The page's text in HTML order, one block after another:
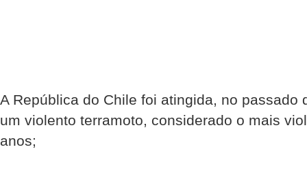
A República do Chile foi atingida, no passado
um violento terramoto, considerado o mais
anos;